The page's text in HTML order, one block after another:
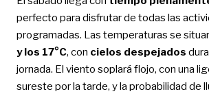
perfecto para disfrutar de todas las
programadas. Las temperaturas se
y los 17°C, con cielos despejados
jornada. El viento soplará flojo, con una
sureste por la tarde, y la probabilidad de